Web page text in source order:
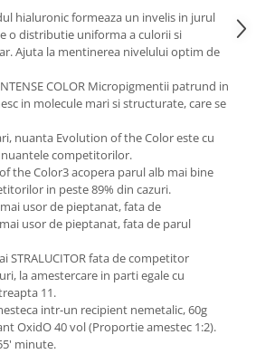
hialuronic formeaza un invelis in jurul
o distributie uniforma a culorii si
Ajuta la mentinerea nivelului optim de
COLOR Micropigmentii patrund in
in molecule mari si structurate, care se
nuanta Evolution of the Color este cu
competitorilor.
the Color3 acopera parul alb mai bine
in peste 89% din cazuri.
mai usor de pieptanat, fata de
usor de pieptanat, fata de parul
STRALUCITOR fata de competitor
la amestercare in parti egale cu
11.
intr-un recipient nemetalic, 60g
OxidO 40 vol (Proportie amestec 1:2).
minute.